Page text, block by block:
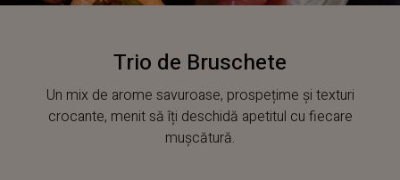
Trio de Bruschete
Un mix de arome savuroase, prospețime și texturi
crocante, menit să îți deschidă apetitul cu fiecare
mușcătură.